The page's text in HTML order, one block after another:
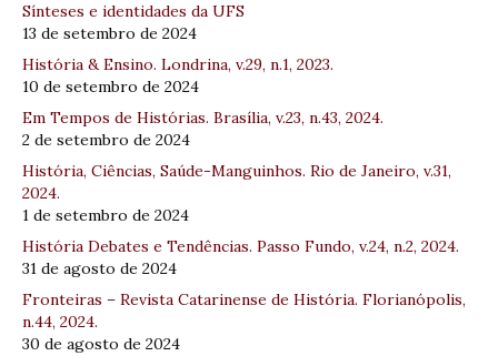
Sínteses e identidades da UFS
13 de setembro de 2024
História & Ensino. Londrina, v.29, n.1, 2023.
10 de setembro de 2024
Em Tempos de Histórias. Brasília, v.23, n.43, 2024.
2 de setembro de 2024
História, Ciências, Saúde-Manguinhos. Rio de Janeiro, v.31,
2024.
1 de setembro de 2024
História Debates e Tendências. Passo Fundo, v.24, n.2, 2024.
31 de agosto de 2024
Fronteiras – Revista Catarinense de História. Florianópolis,
n.44, 2024.
30 de agosto de 2024